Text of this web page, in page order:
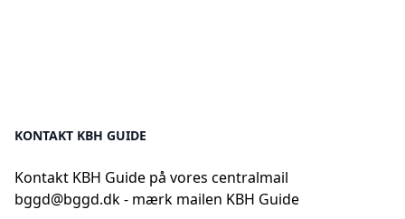
KONTAKT KBH GUIDE
Kontakt KBH Guide på vores centralmail
bggd@bggd.dk- mærk mailen KBH Guide